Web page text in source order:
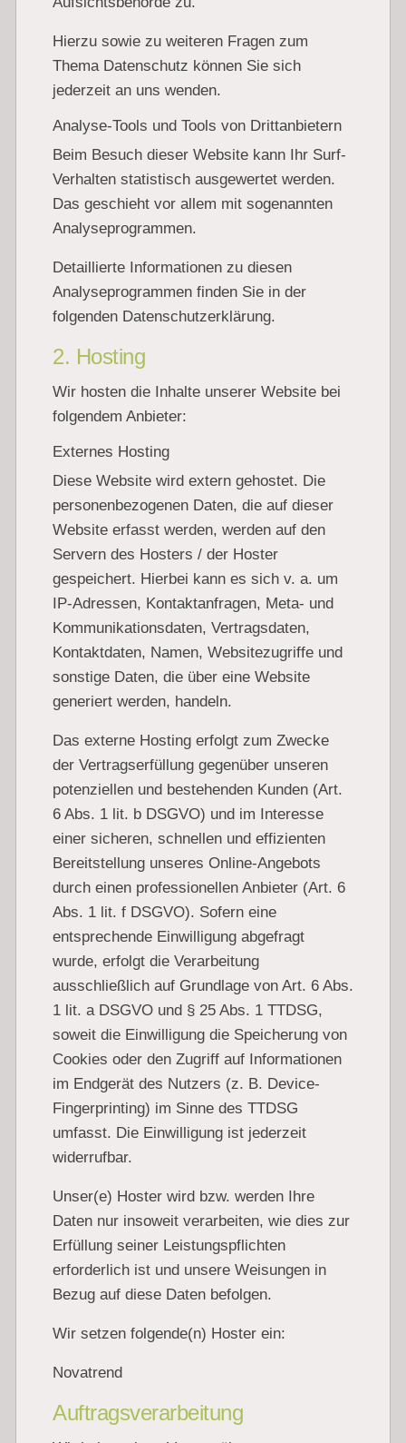
Hierzu sowie zu weiteren Fragen zum
Thema Datenschutz können Sie sich
jederzeit an uns wenden.
Analyse-Tools und Tools von Dritt­anbietern
Beim Besuch dieser Website kann Ihr Surf-
Verhalten statistisch ausgewertet werden.
Das geschieht vor allem mit sogenannten
Analyseprogrammen.
Detaillierte Informationen zu diesen
Analyseprogrammen finden Sie in der
folgenden Datenschutzerklärung.
2. Hosting
Wir hosten die Inhalte unserer Website bei
folgendem Anbieter:
Externes Hosting
Diese Website wird extern gehostet. Die
personenbezogenen Daten, die auf dieser
Website erfasst werden, werden auf den
Servern des Hosters / der Hoster
gespeichert. Hierbei kann es sich v. a. um
IP-Adressen, Kontaktanfragen, Meta- und
Kommunikationsdaten, Vertragsdaten,
Kontaktdaten, Namen, Websitezugriffe und
sonstige Daten, die über eine Website
generiert werden, handeln.
Das externe Hosting erfolgt zum Zwecke
der Vertragserfüllung gegenüber unseren
potenziellen und bestehenden Kunden (Art.
6 Abs. 1 lit. b DSGVO) und im Interesse
einer sicheren, schnellen und effizienten
Bereitstellung unseres Online-Angebots
durch einen professionellen Anbieter (Art. 6
Abs. 1 lit. f DSGVO). Sofern eine
entsprechende Einwilligung abgefragt
wurde, erfolgt die Verarbeitung
ausschließlich auf Grundlage von Art. 6 Abs.
1 lit. a DSGVO und § 25 Abs. 1 TTDSG,
soweit die Einwilligung die Speicherung von
Cookies oder den Zugriff auf Informationen
im Endgerät des Nutzers (z. B. Device-
Fingerprinting) im Sinne des TTDSG
umfasst. Die Einwilligung ist jederzeit
widerrufbar.
Unser(e) Hoster wird bzw. werden Ihre
Daten nur insoweit verarbeiten, wie dies zur
Erfüllung seiner Leistungspflichten
erforderlich ist und unsere Weisungen in
Bezug auf diese Daten befolgen.
Wir setzen folgende(n) Hoster ein:
Novatrend
Auftragsverarbeitung